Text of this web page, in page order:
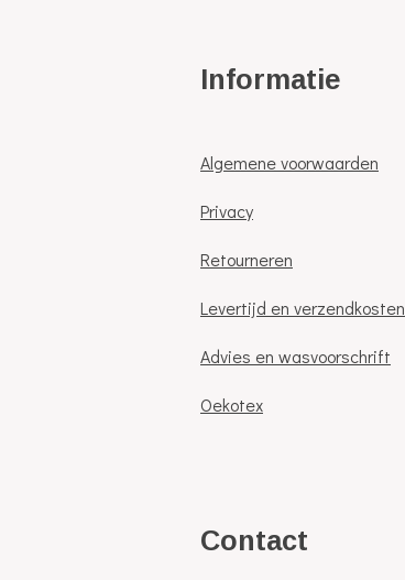
Informatie
Algemene voorwaarden
Privacy
Retourneren
Levertijd en verzendkosten
Advies en wasvoorschrift
Oekotex
Contact